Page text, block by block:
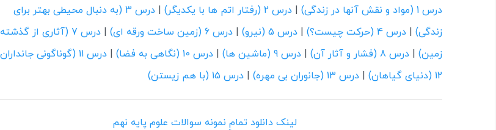
درس 1 (مواد و نقش آنها در زندگی)
درس 2 (رفتار اتم ها با یکدیگر)
درس 3 (به دنبال محیطی بهتر برای
زندگی)
درس 4 (حرکت چیست؟) درس 5 (نیرو) درس 6 (زمین ساخت ورقه ای)
درس 7 (آثاری از گذشته
زمین)
درس 8 (فشار و آثار آن) درس 9 (ماشین ها) درس 10 (نگاهی به فضا) درس 11 (گوناگونی جانداران)
12 (دنیای گیاهان)
درس 13 (جانوران بی مهره) درس 15 (با هم زیستن)
لینک دانلود تمامِ نمونه سوالات علوم پایه نهم